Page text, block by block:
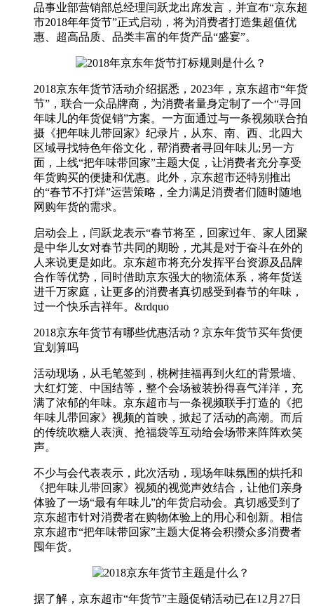
品事业部营销部总经理闫跃龙出席发言，并宣布“京东超
市2018年年货节”正式启动，将为消费者打造集超值优
惠、超高品质、品类丰富的年货产品“盛宴”。
2018京东年货节活动介绍据悉，2023年，京东超市“年货
节”，联合一众品牌商，为消费者量身定制了一个“寻回
年味儿的年货促销”方案。一方面通过与一条视频联合拍
摄《把年味儿带回家》纪录片，从东、南、西、北四大
区域寻找特色年俗文化，帮消费者寻回年味儿;另一方
面，上线“把年味带回家”主题大促，让消费者充分享受
年货购买的便捷和优惠。此外，京东超市还特别推出
的“春节不打烊”运营策略，全力满足消费者们随时随地
网购年货的需求。
启动会上，闫跃龙表示“春节将至，回家过年、家人团聚
是中华儿女对春节共同的期盼，尤其是对于奋斗在外的
人来说更是如此。京东超市将充分发挥平台资源及品牌
合作等优势，同时借助京东强大的物流体系，将年货送
进千万家庭，让更多的消费者真切感受到春节的年味，
过一个快乐吉祥年。&rdquo
2018京东年货节有哪些优惠活动？京东年货节买年货便
宜划算吗
活动现场，从毛笔签到，桃树挂福再到火红的背景墙、
大红灯笼、中国结等，整个会场被装扮得喜气洋洋，充
满了浓郁的年味。京东超市与一条视频联手打造的《把
年味儿带回家》视频的首映，掀起了活动的高潮。而后
的传统吹糖人表演、抢福袋等互动给会场带来阵阵欢笑
声。
不少与会代表表示，此次活动，现场年味氛围的烘托和
《把年味儿带回家》视频的视觉声效结合，让他们亲身
体验了一场“最有年味儿”的年货启动会。真切感受到了
京东超市针对消费者在购物体验上的用心和创新。相信
京东超市“把年味带回家”主题大促将会积攒众多消费者
囤年货。
据了解，京东超市“年货节”主题促销活动已在12月27日